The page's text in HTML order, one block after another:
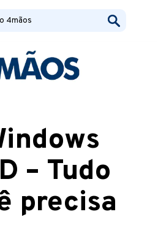
– Tudo
precisa